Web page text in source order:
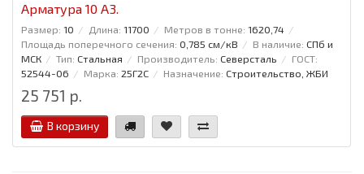
Арматура 10 А3.
Размер: 10 Длина: 11700 Метров в тонне: 1620,74
Площадь поперечного сечения: 0,785 см/кВ В наличие: СПб и
МСК
Тип: Стальная Производитель: Северсталь
ГОСТ:
52544-06
Марка: 25Г2С Назначение: Строительство, ЖБИ
25 751 р.
В корзину